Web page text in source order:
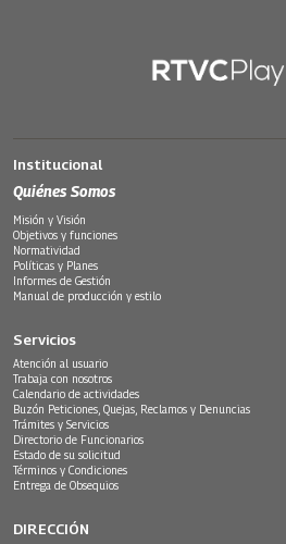
Institucional
Quiénes Somos
Misión y Visión
Objetivos y funciones
Normatividad
Políticas y Planes
Informes de Gestión
Manual de producción y estilo
Servicios
Atención al usuario
Trabaja con nosotros
Calendario de actividades
Buzón Peticiones, Quejas, Reclamos y Denuncias
Trámites y Servicios
Directorio de Funcionarios
Estado de su solicitud
Términos y Condiciones
Entrega de Obsequios
DIRECCIÓN